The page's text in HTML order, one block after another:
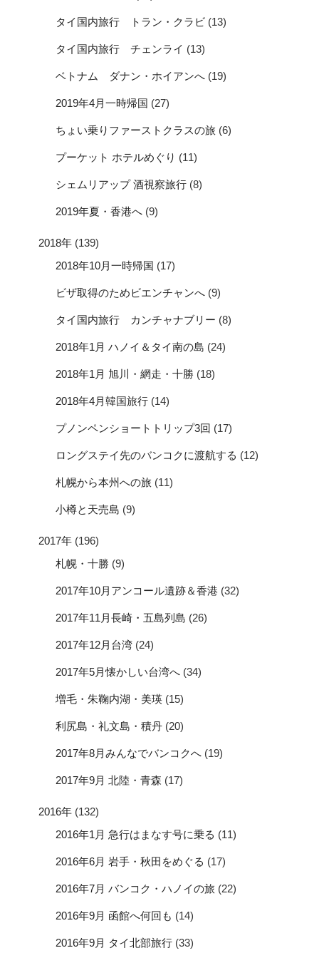
タイ国内旅行 トラン・クラビ (13)
タイ国内旅行 チェンライ (13)
ベトナム ダナン・ホイアンへ (19)
2019年4月一時帰国 (27)
ちょい乗りファーストクラスの旅 (6)
プーケット ホテルめぐり (11)
シェムリアップ 酒視察旅行 (8)
2019年夏・香港へ (9)
2018年 (139)
2018年10月一時帰国 (17)
ビザ取得のためビエンチャンへ (9)
タイ国内旅行 カンチャナブリー (8)
2018年1月 ハノイ＆タイ南の島 (24)
2018年1月 旭川・網走・十勝 (18)
2018年4月韓国旅行 (14)
プノンペンショートトリップ3回 (17)
ロングステイ先のバンコクに渡航する (12)
札幌から本州への旅 (11)
小樽と天売島 (9)
2017年 (196)
札幌・十勝 (9)
2017年10月アンコール遺跡＆香港 (32)
2017年11月長崎・五島列島 (26)
2017年12月台湾 (24)
2017年5月懐かしい台湾へ (34)
増毛・朱鞠内湖・美瑛 (15)
利尻島・礼文島・積丹 (20)
2017年8月みんなでバンコクへ (19)
2017年9月 北陸・青森 (17)
2016年 (132)
2016年1月 急行はまなす号に乗る (11)
2016年6月 岩手・秋田をめぐる (17)
2016年7月 バンコク・ハノイの旅 (22)
2016年9月 函館へ何回も (14)
2016年9月 タイ北部旅行 (33)